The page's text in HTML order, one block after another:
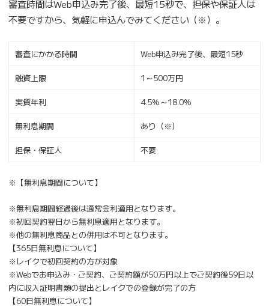
審査時間はWeb申込み完了後、最短15秒で、担保や保証人は
不要ですから、気軽に申込んでみてください（※）。
審査にかかる時間 Web申込み完了後、最短15秒
融資上限 1～500万円
実質年利 4.5％～18.0％
無利息期間 あり（※）
担保・保証人 不要
※【無利息期間について】
※無利息期間経過後は通常金利適用となります。
※初回契約翌日から無利息適用となります。
※他の無利息商品との併用は不可となります。
【365日無利息について】
※レイクで初回契約の方が対象
※Webでお申込み・ご契約、ご契約額が50万円以上でご契約後59日以
内に収入証明書類の提出とレイクでの登録が完了の方
【60日無利息について】